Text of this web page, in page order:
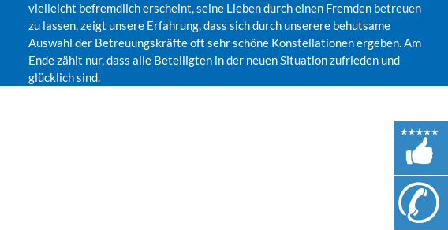
vielleicht befremdlich erscheint, seine Lieben durch einen Fremden betreuen
zu lassen, zeigt unsere Erfahrung, dass sich durch unserere behutsame
Auswahl der Betreuungskräfte oft sehr schöne Konstellationen ergeben. Am
Ende zählt nur, dass alle Beteiligten in der neuen Situation zufrieden und
glücklich sind.